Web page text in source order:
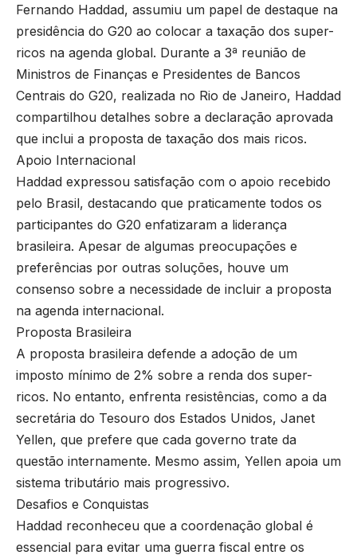
Fernando Haddad, assumiu um papel de destaque na
presidência do G20 ao colocar a taxação dos super-
ricos na agenda global. Durante a 3ª reunião de
Ministros de Finanças e Presidentes de Bancos
Centrais do G20, realizada no Rio de Janeiro, Haddad
compartilhou detalhes sobre a declaração aprovada
que inclui a proposta de taxação dos mais ricos.
Apoio Internacional
Haddad expressou satisfação com o apoio recebido
pelo Brasil, destacando que praticamente todos os
participantes do G20 enfatizaram a liderança
brasileira. Apesar de algumas preocupações e
preferências por outras soluções, houve um
consenso sobre a necessidade de incluir a proposta
na agenda internacional.
Proposta Brasileira
A proposta brasileira defende a adoção de um
imposto mínimo de 2% sobre a renda dos super-
ricos. No entanto, enfrenta resistências, como a da
secretária do Tesouro dos Estados Unidos, Janet
Yellen, que prefere que cada governo trate da
questão internamente. Mesmo assim, Yellen apoia um
sistema tributário mais progressivo.
Desafios e Conquistas
Haddad reconheceu que a coordenação global é
essencial para evitar uma guerra fiscal entre os